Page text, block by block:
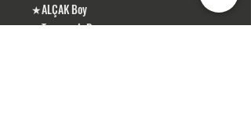
★ALÇAK Boy
★Taş rengi; Beyaz